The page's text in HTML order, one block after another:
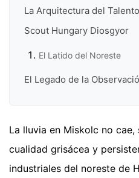
La Arquitectura del
Scout Hungary Diosgyor
El Latido del Noreste
El Legado de la
La lluvia en Miskolc no cae,
cualidad grisácea y
industriales del noreste de